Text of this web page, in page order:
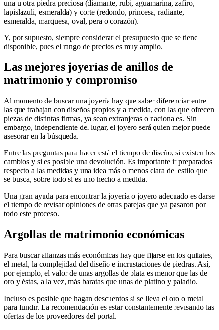
una u otra piedra preciosa (diamante, rubí, aguamarina, zafiro,
lapislázuli, esmeralda) y corte (redondo, princesa, radiante,
esmeralda, marquesa, oval, pera o corazón).
Y, por supuesto, siempre considerar el presupuesto que se tiene
disponible, pues el rango de precios es muy amplio.
Las mejores joyerías de anillos de
matrimonio y compromiso
Al momento de buscar una joyería hay que saber diferenciar entre
las que trabajan con diseños propios y a medida, con las que ofrecen
piezas de distintas firmas, ya sean extranjeras o nacionales. Sin
embargo, independiente del lugar, el joyero será quien mejor puede
asesorar en la búsqueda.
Entre las preguntas para hacer está el tiempo de diseño, si existen los
cambios y si es posible una devolución. Es importante ir preparados
respecto a las medidas y una idea más o menos clara del estilo que
se busca, sobre todo si es uno hecho a medida.
Una gran ayuda para encontrar la joyería o joyero adecuado es darse
el tiempo de revisar opiniones de otras parejas que ya pasaron por
todo este proceso.
Argollas de matrimonio económicas
Para buscar alianzas más económicas hay que fijarse en los quilates,
el metal, la complejidad del diseño e incrustaciones de piedras. Así,
por ejemplo, el valor de unas argollas de plata es menor que las de
oro y éstas, a la vez, más baratas que unas de platino y paladio.
Incluso es posible que hagan descuentos si se lleva el oro o metal
para fundir. La recomendación es estar constantemente revisando las
ofertas de los proveedores del portal.